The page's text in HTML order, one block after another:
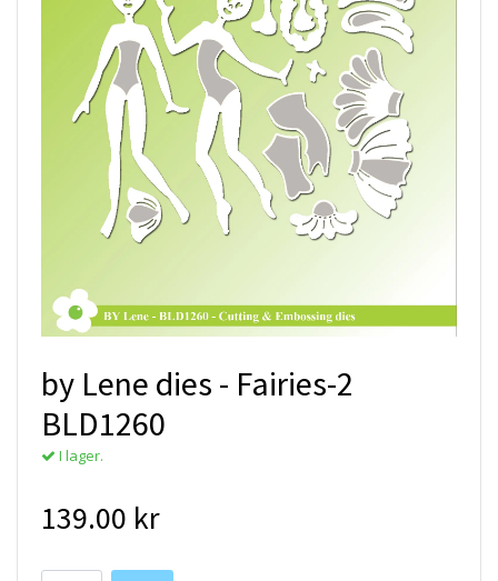
by Lene dies - Fairies-2
BLD1260
I lager.
139.00 kr